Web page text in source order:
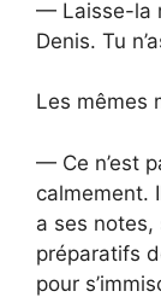
— Laisse-la
Denis. Tu
Les mêmes
— Ce n’est
calmement.
a ses
préparatifs
pour